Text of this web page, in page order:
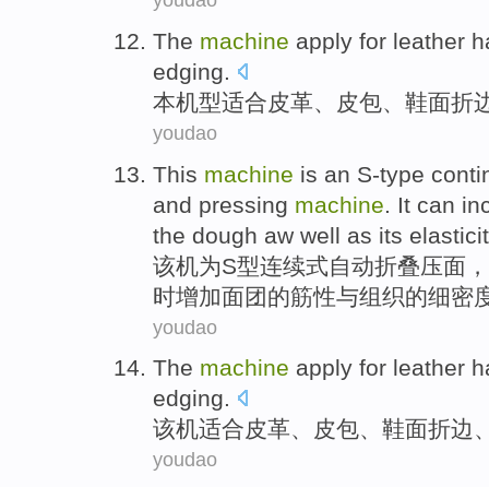
The machine apply for leather
edging.
本机型适合皮革、 皮包、鞋面折
youdao
This machine is an S-type
and pressing machine It can
the dough aw well as its
该机为S型连续式自动折叠压面，
时增加面团的筋性与组织的细密
youdao
The machine apply for leather
edging.
该机适合皮革、 皮包、鞋面折边
youdao